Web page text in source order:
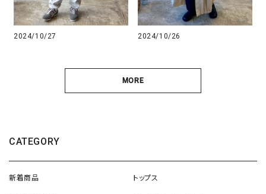
2024/10/27 2024/10/26
MORE
CATEGORY
新着商品 トップス